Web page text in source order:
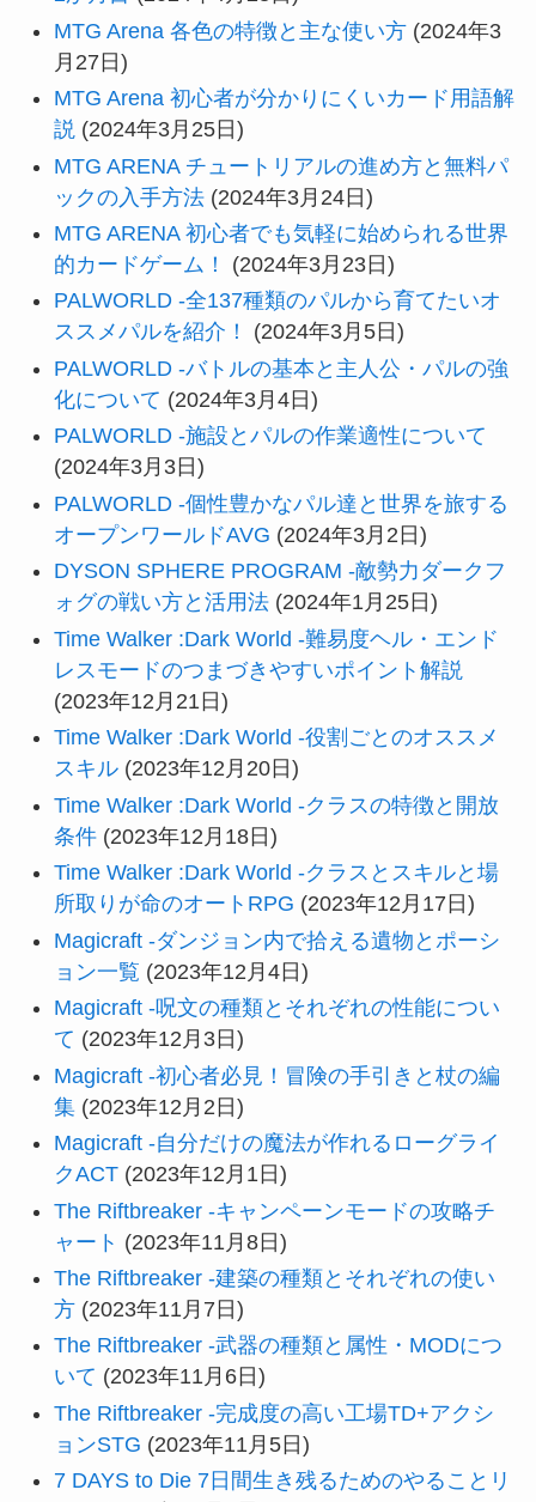
MTG Arena 各色の特徴と主な使い方 (2024年3
月27日)
MTG Arena 初心者が分かりにくいカード用語解
説 (2024年3月25日)
MTG ARENA チュートリアルの進め方と無料パ
ックの入手方法 (2024年3月24日)
MTG ARENA 初心者でも気軽に始められる世界
的カードゲーム！
(2024年3月23日)
PALWORLD -全137種類のパルから育てたいオ
ススメパルを紹介！
(2024年3月5日)
PALWORLD -バトルの基本と主人公・パルの強
化について (2024年3月4日)
PALWORLD -施設とパルの作業適性について
(2024年3月3日)
PALWORLD -個性豊かなパル達と世界を旅する
オープンワールドAVG (2024年3月2日)
DYSON SPHERE PROGRAM -敵勢力ダークフ
ォグの戦い方と活用法 (2024年1月25日)
Time Walker :Dark World -難易度ヘル・エンド
レスモードのつまづきやすいポイント解説
(2023年12月21日)
Time Walker :Dark World -役割ごとのオススメ
スキル (2023年12月20日)
Time Walker :Dark World -クラスの特徴と開放
条件 (2023年12月18日)
Time Walker :Dark World -クラスとスキルと場
所取りが命のオートRPG (2023年12月17日)
Magicraft -ダンジョン内で拾える遺物とポーシ
ョン一覧 (2023年12月4日)
Magicraft -呪文の種類とそれぞれの性能につい
て (2023年12月3日)
Magicraft -初心者必見！冒険の手引きと杖の編
集 (2023年12月2日)
Magicraft -自分だけの魔法が作れるローグライ
クACT (2023年12月1日)
The Riftbreaker -キャンペーンモードの攻略チ
ャート (2023年11月8日)
The Riftbreaker -建築の種類とそれぞれの使い
方 (2023年11月7日)
The Riftbreaker -武器の種類と属性・MODにつ
いて (2023年11月6日)
The Riftbreaker -完成度の高い工場TD+アクシ
ョンSTG (2023年11月5日)
7 DAYS to Die 7日間生き残るためのやることリ